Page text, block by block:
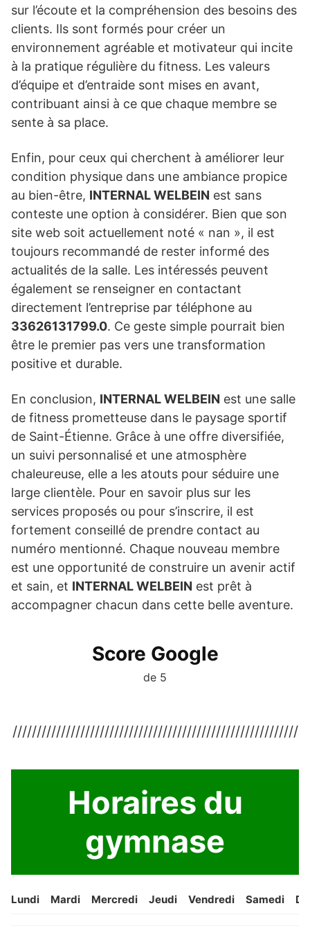
sur l’écoute et la compréhension des besoins des
clients. Ils sont formés pour créer un
environnement agréable et motivateur qui incite
à la pratique régulière du fitness. Les valeurs
d’équipe et d’entraide sont mises en avant,
contribuant ainsi à ce que chaque membre se
sente à sa place.
Enfin, pour ceux qui cherchent à améliorer leur
condition physique dans une ambiance propice
au bien-être, INTERNAL WELBEIN est sans
conteste une option à considérer. Bien que son
site web soit actuellement noté « nan », il est
toujours recommandé de rester informé des
actualités de la salle. Les intéressés peuvent
également se renseigner en contactant
directement l’entreprise par téléphone au
33626131799.0. Ce geste simple pourrait bien
être le premier pas vers une transformation
positive et durable.
En conclusion, INTERNAL WELBEIN est une salle
de fitness prometteuse dans le paysage sportif
de Saint-Étienne. Grâce à une offre diversifiée,
un suivi personnalisé et une atmosphère
chaleureuse, elle a les atouts pour séduire une
large clientèle. Pour en savoir plus sur les
services proposés ou pour s’inscrire, il est
fortement conseillé de prendre contact au
numéro mentionné. Chaque nouveau membre
est une opportunité de construire un avenir actif
et sain, et INTERNAL WELBEIN est prêt à
accompagner chacun dans cette belle aventure.
Score Google
de 5
///////////////////////////////////////////////////////////
Horaires du
gymnase
Lundi Mardi Mercredi Jeudi Vendredi Samedi